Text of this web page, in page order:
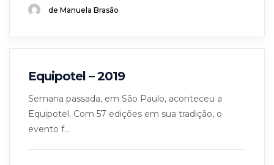
de Manuela Brasão
Equipotel – 2019
Semana passada, em São Paulo, aconteceu a
Equipotel. Com 57 edições em sua tradição, o
evento f...